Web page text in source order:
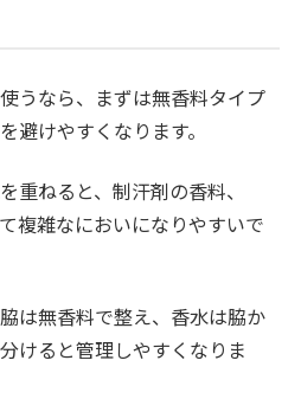
うなら、まずは無香料タイプ
避けやすくなります。
重ねると、制汗剤の香料、
複雑なにおいになりやすいで
は無香料で整え、香水は脇か
けると管理しやすくなりま